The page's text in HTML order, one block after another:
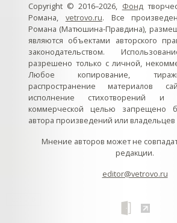
Copyright © 2016–2026, Фонд
Романа, vetrovo.ru. Все
Романа (Матюшина-Правдина),
являются объектами авторского
законодательством.
разрешено только с личной,
Любое копирование,
распространение материалов
исполнение стихотворений и
коммерческой целью запрещено
автора произведений или владельцев
Мнение авторов может не
редакции.
editor@vetrovo.ru